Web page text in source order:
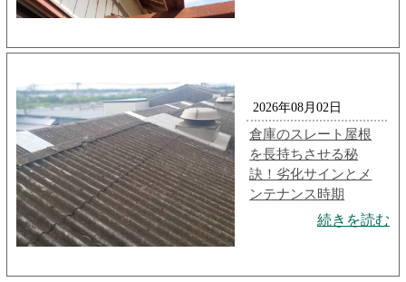
2026年08月02日
倉庫のスレート屋根
を長持ちさせる秘
訣！劣化サインとメ
ンテナンス時期
続きを読む